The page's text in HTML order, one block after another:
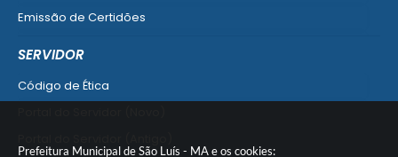
Prefeitura Municipal de São Luís - MA e os cookies:
Emissão de Certidões
SERVIDOR
Código de Ética